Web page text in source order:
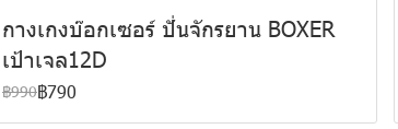
กางเกงบ๊อกเซอร์ ปั่นจักรยาน BOXER
เป้าเจล12D
฿990฿790